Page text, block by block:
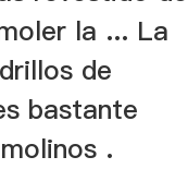
la ... La
de
bastante
.